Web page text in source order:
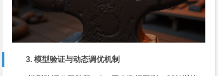
3. 模型验证与动态调优机制